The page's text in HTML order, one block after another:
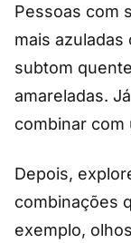
Pessoas com
mais
subtom
amareladas.
combinar com
Depois,
combinações
exemplo,